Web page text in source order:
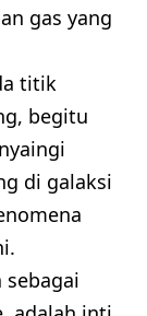
gas yang
titik
begitu
di galaksi
sebagai